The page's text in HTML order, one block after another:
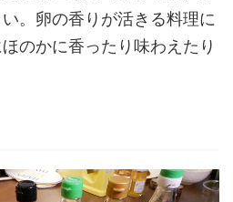
。卵の香りが活きる料理に
のかに香ったり味わえたり